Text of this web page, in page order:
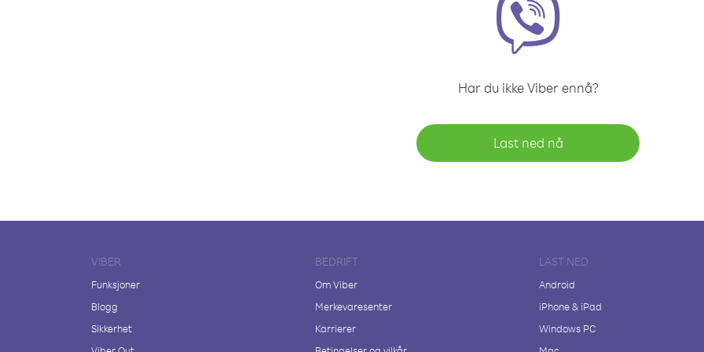
Har du ikke Viber ennå?
Last ned nå
VIBER
Funksjoner
Blogg
Sikkerhet
BEDRIFT
Om Viber
Merkevaresenter
Karrierer
LAST NED
Android
iPhone & iPad
Windows PC